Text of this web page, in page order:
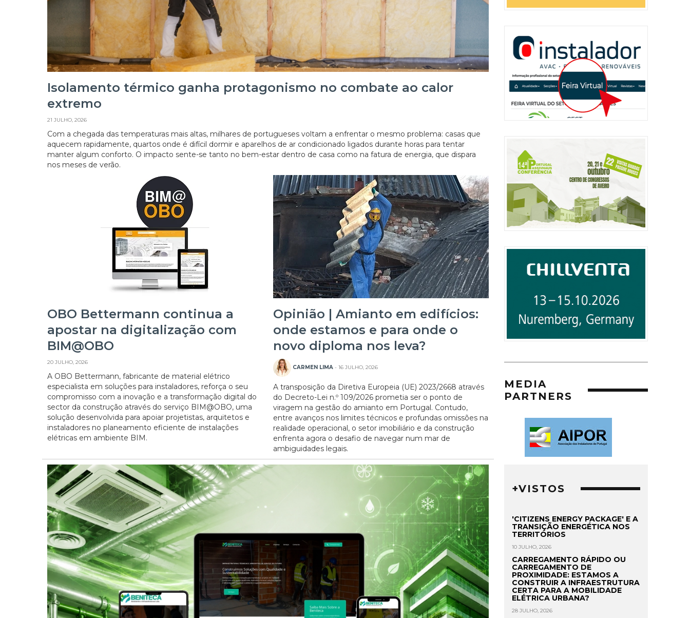
Isolamento térmico ganha protagonismo no combate ao calor
extremo
21 JULHO, 2026
Com a chegada das temperaturas mais altas, milhares de portugueses voltam a enfrentar o mesmo problema: casas que
aquecem rapidamente, quartos onde é difícil dormir e aparelhos de ar condicionado ligados durante horas para tentar
manter algum conforto. O impacto sente-se tanto no bem-estar dentro de casa como na fatura de energia, que dispara
nos meses de verão.
OBO Bettermann continua a
apostar na digitalização com
BIM@OBO
20 JULHO, 2026
A OBO Bettermann, fabricante de material elétrico
especialista em soluções para instaladores, reforça o seu
compromisso com a inovação e a transformação digital do
sector da construção através do serviço BIM@OBO, uma
solução desenvolvida para apoiar projetistas, arquitetos e
instaladores no planeamento eficiente de instalações
elétricas em ambiente BIM.
Opinião | Amianto em edifícios:
onde estamos e para onde o
novo diploma nos leva?
CARMEN LIMA - 16 JULHO, 2026
A transposição da Diretiva Europeia (UE) 2023/2668 através
do Decreto-Lei n.º 109/2026 prometia ser o ponto de
viragem na gestão do amianto em Portugal. Contudo,
entre avanços nos limites técnicos e profundas omissões na
realidade operacional, o setor imobiliário e da construção
enfrenta agora o desafio de navegar num mar de
ambiguidades legais.
MEDIA
PARTNERS
+VISTOS
'CITIZENS ENERGY PACKAGE' E A
TRANSIÇÃO ENERGÉTICA NOS
TERRITÓRIOS
10 JULHO, 2026
CARREGAMENTO RÁPIDO OU
CARREGAMENTO DE
PROXIMIDADE: ESTAMOS A
CONSTRUIR A INFRAESTRUTURA
CERTA PARA A MOBILIDADE
ELÉTRICA URBANA?
28 JULHO, 2026